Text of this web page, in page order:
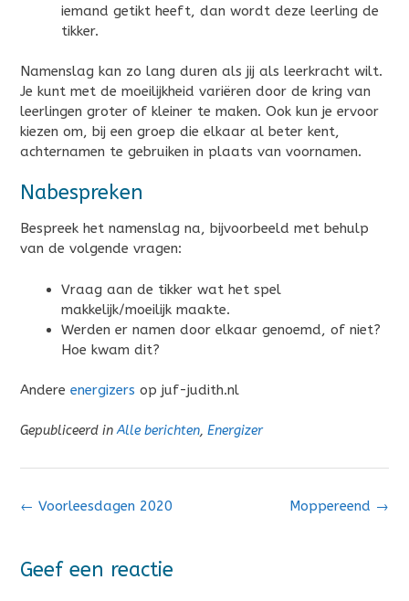
iemand getikt heeft, dan wordt deze leerling de
tikker.
Namenslag kan zo lang duren als jij als leerkracht wilt.
Je kunt met de moeilijkheid variëren door de kring van
leerlingen groter of kleiner te maken. Ook kun je ervoor
kiezen om, bij een groep die elkaar al beter kent,
achternamen te gebruiken in plaats van voornamen.
Nabespreken
Bespreek het namenslag na, bijvoorbeeld met behulp
van de volgende vragen:
Vraag aan de tikker wat het spel
makkelijk/moeilijk maakte.
Werden er namen door elkaar genoemd, of niet?
Hoe kwam dit?
Andere energizers op juf-judith.nl
Gepubliceerd inAlle berichten, Energizer
Bericht
Moppereend →
← Voorleesdagen 2020
Geef een reactie